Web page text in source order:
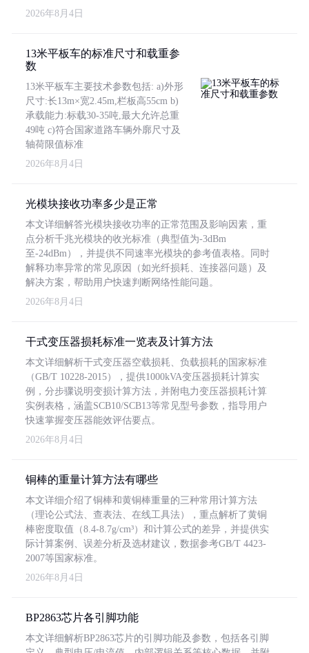
2026年8月4日
13米平板车的标准尺寸和载重参
数
13米平板车主要技术参数包括: a)外形
尺寸:长13m×宽2.45m,栏板高55cm b)
承载能力:标载30-35吨,最大允许总重
49吨 c)符合国家道路车辆外廓尺寸及
轴荷限值标准
2026年8月4日
光模块接收功率多少是正常
本文详细解答光模块接收功率的正常范围及影响因素，重
点分析千兆光模块的收光标准（典型值为-3dBm
至-24dBm），并提供不同速率光模块的参考值表格。同时
解释功率异常的常见原因（如光纤损耗、连接器问题）及
解决方案，帮助用户快速判断网络性能问题。
2026年8月4日
干式变压器损耗标准一览表及计算方法
本文详细解析干式变压器空载损耗、负载损耗的国家标准
（GB/T 10228-2015），提供1000kVA变压器损耗计算实
例，分步骤说明变损计算方法，并附电力变压器损耗计算
实例表格，涵盖SCB10/SCB13等常见型号参数，指导用户
快速掌握变压器能效评估要点。
2026年8月4日
铜棒的重量计算方法有哪些
本文详细介绍了铜棒和黄铜棒重量的三种常用计算方法
（理论公式法、查表法、在线工具法），重点解析了黄铜
棒密度取值（8.4-8.7g/cm³）和计算公式的差异，并提供实
际计算案例、误差分析及选材建议，数据参考GB/T 4423-
2007等国家标准。
2026年8月4日
BP2863芯片各引脚功能
本文详细解析BP2863芯片的引脚功能及参数，包括各引脚